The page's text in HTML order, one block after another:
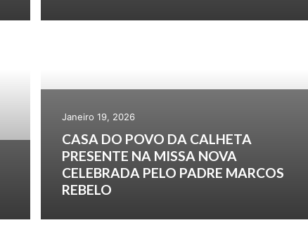
Janeiro 19, 2026
CASA DO POVO DA CALHETA
PRESENTE NA MISSA NOVA
CELEBRADA PELO PADRE MARCOS
REBELO